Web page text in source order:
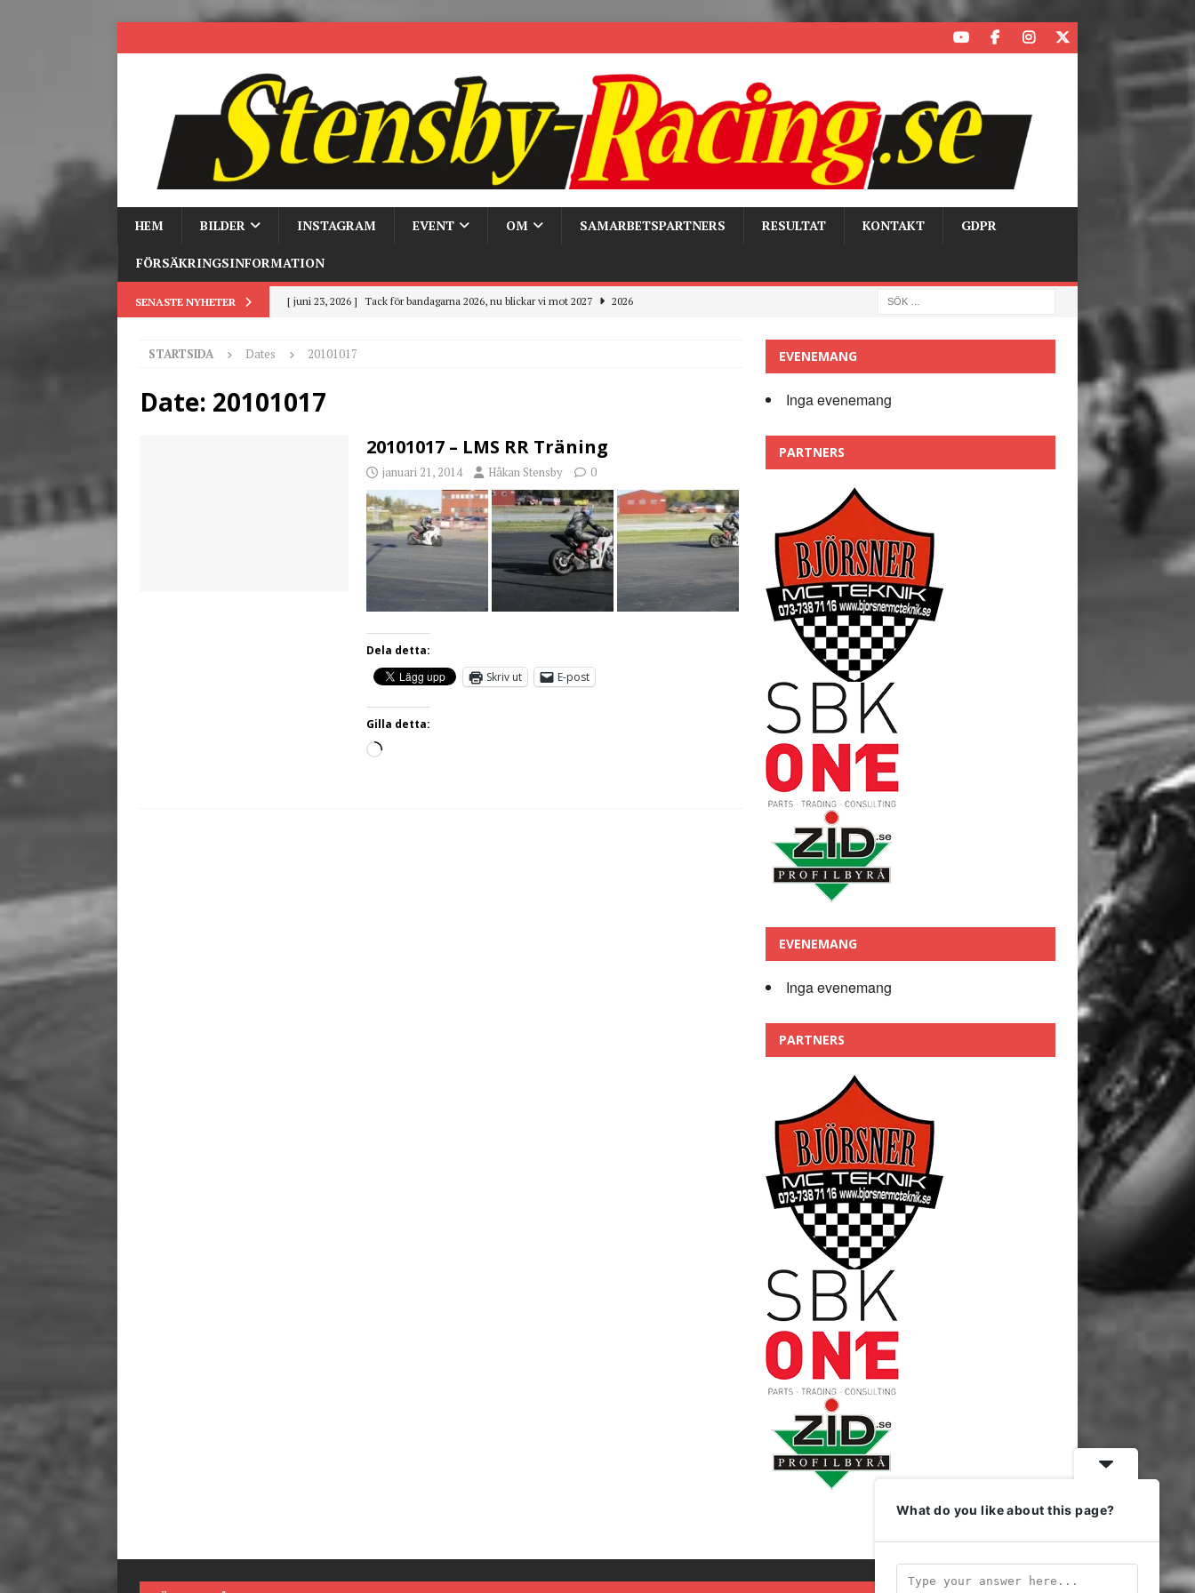
HEM BILDER INSTAGRAM EVENT OM SAMARBETSPARTNERS RESULTAT KONTAKT GDPR
FÖRSÄKRINGSINFORMATION
SENASTE NYHETER [ juni 23, 2026 ] Tack för bandagarna 2026, nu blickar vi mot 2027 2026
[ mars 19, 2026 ]
[ mars 9, 2026 ]
STARTSIDA Dates 20101017
Date: 20101017
20101017 – LMS RR Träning
januari 21, 2014 Håkan Stensby 0
Dela detta:
Skriv ut
E-post
Gilla detta:
EVENEMANG
Inga evenemang
PARTNERS
EVENEMANG
Inga evenemang
PARTNERS
What do you like about this page?